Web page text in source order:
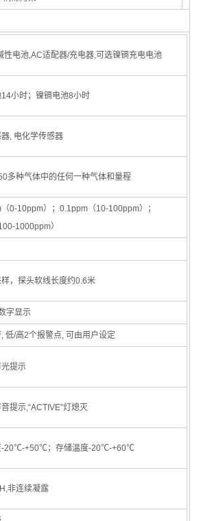
性电池,AC适配器/充电器,可选镍镉充电电池
小时；镍镉电池8小时
, 电化学传感器
多种气体中的任何一种气体和量程
0-10ppm）；0.1ppm（10-100ppm）；
1000ppm）
，探头软线长度约0.6米
字显示
低/高2个报警点, 可由用户设定
提示
提示,“ACTIVE”灯熄灭
-20℃-+50℃；存储温度-20℃-+60℃
非连续凝露